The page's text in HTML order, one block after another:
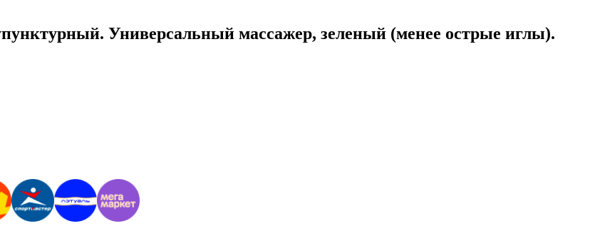
Универсальный массажер, зеленый (менее острые иглы).